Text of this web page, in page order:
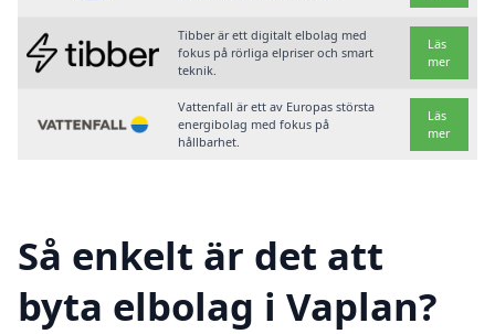
Tibber är ett digitalt elbolag med
fokus på rörliga elpriser och smart
teknik.
Läs
mer
Vattenfall är ett av Europas största
energibolag med fokus på
hållbarhet.
Läs
mer
Så enkelt är det att
byta elbolag i Vaplan?